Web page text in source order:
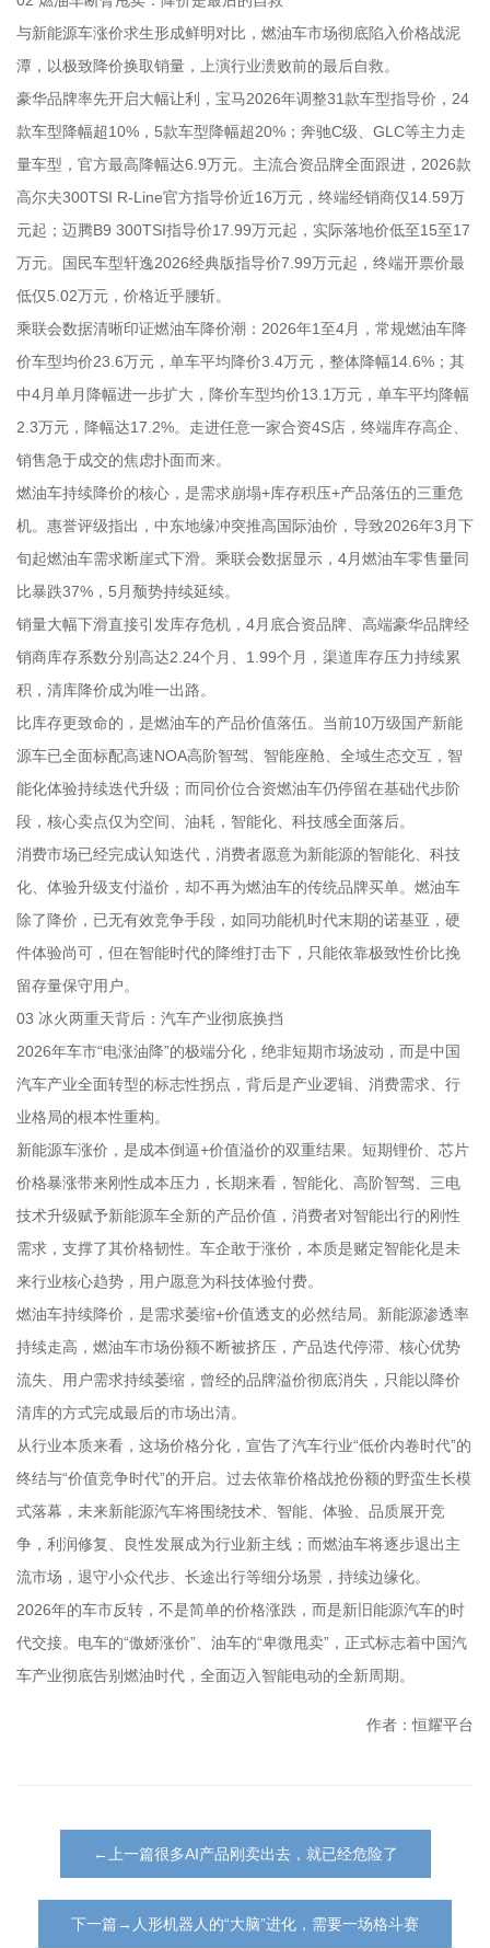
与新能源车涨价求生形成鲜明对比，燃油车市场彻底陷入价格战泥
潭，以极致降价换取销量，上演行业溃败前的最后自救。
豪华品牌率先开启大幅让利，宝马2026年调整31款车型指导价，24
款车型降幅超10%，5款车型降幅超20%；奔驰C级、GLC等主力走
量车型，官方最高降幅达6.9万元。主流合资品牌全面跟进，2026款
高尔夫300TSI R-Line官方指导价近16万元，终端经销商仅14.59万
元起；迈腾B9 300TSI指导价17.99万元起，实际落地价低至15至17
万元。国民车型轩逸2026经典版指导价7.99万元起，终端开票价最
低仅5.02万元，价格近乎腰斩。
乘联会数据清晰印证燃油车降价潮：2026年1至4月，常规燃油车降
价车型均价23.6万元，单车平均降价3.4万元，整体降幅14.6%；其
中4月单月降幅进一步扩大，降价车型均价13.1万元，单车平均降幅
2.3万元，降幅达17.2%。走进任意一家合资4S店，终端库存高企、
销售急于成交的焦虑扑面而来。
燃油车持续降价的核心，是需求崩塌+库存积压+产品落伍的三重危
机。惠誉评级指出，中东地缘冲突推高国际油价，导致2026年3月下
旬起燃油车需求断崖式下滑。乘联会数据显示，4月燃油车零售量同
比暴跌37%，5月颓势持续延续。
销量大幅下滑直接引发库存危机，4月底合资品牌、高端豪华品牌经
销商库存系数分别高达2.24个月、1.99个月，渠道库存压力持续累
积，清库降价成为唯一出路。
比库存更致命的，是燃油车的产品价值落伍。当前10万级国产新能
源车已全面标配高速NOA高阶智驾、智能座舱、全域生态交互，智
能化体验持续迭代升级；而同价位合资燃油车仍停留在基础代步阶
段，核心卖点仅为空间、油耗，智能化、科技感全面落后。
消费市场已经完成认知迭代，消费者愿意为新能源的智能化、科技
化、体验升级支付溢价，却不再为燃油车的传统品牌买单。燃油车
除了降价，已无有效竞争手段，如同功能机时代末期的诺基亚，硬
件体验尚可，但在智能时代的降维打击下，只能依靠极致性价比挽
留存量保守用户。
03 冰火两重天背后：汽车产业彻底换挡
2026年车市“电涨油降”的极端分化，绝非短期市场波动，而是中国
汽车产业全面转型的标志性拐点，背后是产业逻辑、消费需求、行
业格局的根本性重构。
新能源车涨价，是成本倒逼+价值溢价的双重结果。短期锂价、芯片
价格暴涨带来刚性成本压力，长期来看，智能化、高阶智驾、三电
技术升级赋予新能源车全新的产品价值，消费者对智能出行的刚性
需求，支撑了其价格韧性。车企敢于涨价，本质是赌定智能化是未
来行业核心趋势，用户愿意为科技体验付费。
燃油车持续降价，是需求萎缩+价值透支的必然结局。新能源渗透率
持续走高，燃油车市场份额不断被挤压，产品迭代停滞、核心优势
流失、用户需求持续萎缩，曾经的品牌溢价彻底消失，只能以降价
清库的方式完成最后的市场出清。
从行业本质来看，这场价格分化，宣告了汽车行业“低价内卷时代”的
终结与“价值竞争时代”的开启。过去依靠价格战抢份额的野蛮生长模
式落幕，未来新能源汽车将围绕技术、智能、体验、品质展开竞
争，利润修复、良性发展成为行业新主线；而燃油车将逐步退出主
流市场，退守小众代步、长途出行等细分场景，持续边缘化。
2026年的车市反转，不是简单的价格涨跌，而是新旧能源汽车的时
代交接。电车的“傲娇涨价”、油车的“卑微甩卖”，正式标志着中国汽
车产业彻底告别燃油时代，全面迈入智能电动的全新周期。
作者：恒耀平台
←上一篇很多AI产品刚卖出去，就已经危险了
下一篇→人形机器人的“大脑”进化，需要一场格斗赛